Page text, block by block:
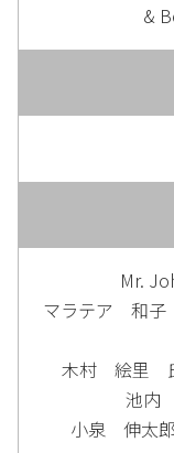
&
Mr.
マラテア 和
木村 絵里
池内
小泉 伸太